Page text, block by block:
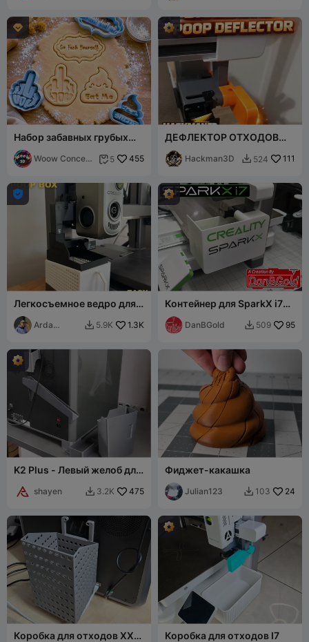

Набор забавных грубых
формочек для печенья
Woow Concept
 5 455
ДЕФЛЕКТОР ОТХОДОВ
ОЧИСТКИ SPARKX i7
Hackman3D  524 111

Легкосъемное ведро для
отходов - Creality Hi
Arda
 5.9K 1.3K
Контейнер для SparkX i7
от DanBGold
DanBGold  509 95
K2 Plus - Левый желоб для
контейнером / Без
shayen  3.2K 475
Фиджет-какашка
Julian123  103 24
Коробка для отходов XXL
Коробка для отходов I7